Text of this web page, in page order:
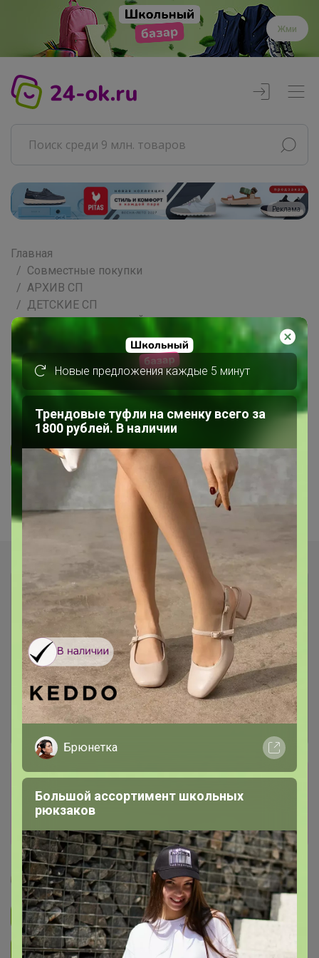
Жми
Реклама
Главная
Совместные покупки
АРХИВ СП
ДЕТСКИЕ СП
ОДЕЖДА ДЛЯ ДЕТЕЙ
СП207 Чepyбино! Лучший трикотаж
для деток!
5.0 92.5K 481.8K 4K 7
Ответить
1
Показаны записи из
Сбор заказов в данной закупке
завершен
Атлантика
Подписаться на закупку 2.2K
Подписаться на организатора 2K
Новые предложения каждые 5 минут
Трендовые туфли на сменку всего за
1800 рублей. В наличии
Брюнетка
Большой ассортимент школьных
рюкзаков